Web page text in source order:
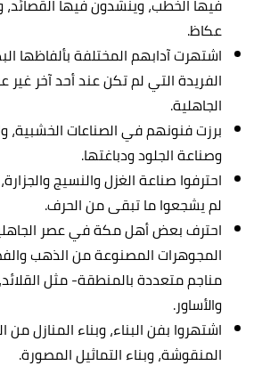
فيها الخُطب، وينشدون فيها
عكاظ.
اشتهرت آدابهم المختلفة بألفاظها
الفريدة التي لم تكن عند أحد آخر
الجاهلية.
برزت فنونهم في الصناعات الخشبية،
وصناعة الجلود ودباغتها.
احترفوا صناعة الغزل والنسيج
لم يشجعوا ما تبقى من الحرف.
احترف بعض أهل مكة في عصر
المجوهرات المصنوعة من الذهب
مناجم متعددة بالمنطقة- مثل
والأساور.
اشتهروا بفن البناء، وبناء المنازل من
المنقوشة، وبناء التماثيل المصورة.